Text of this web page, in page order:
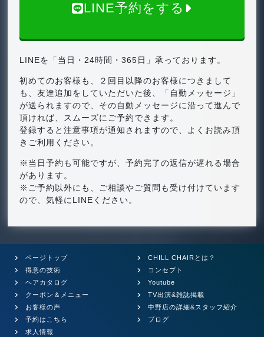
LINE予約をする
LINEを「当日・24時間・365日」承っております。
初めてのお客様も、２回目以降のお客様につきまして
も、友達追加をしていただいた後、「自動メッセージ」
が送られますので、その自動メッセージに沿って進んで
頂ければ、スムーズにご予約できます。
登録すると注意事項が通知されますので、よくお読み頂
きご利用ください。
※当日予約も可能ですが、予約完了の返信が遅れる場合
があります。
※ご予約以外にも、ご相談やご質問も受け付けています
ので、気軽にLINEください。
ページトップ
CHILL CHAIRとは？
得意の技術
コンセプト
ヘアカタログ
Youtube
クーポン＆メニュー
TV出演&雑誌掲載
お客様の声
中野店の詳細&スタッフ紹介
予約はこちら
ブログ
求人情報